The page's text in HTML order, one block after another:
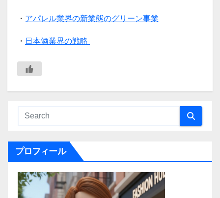
・ アパレル業界の新業態のグリーン事業
・ 日本酒業界の戦略
プロフィール